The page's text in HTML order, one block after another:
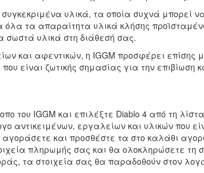
υλικά, τα οποία συχνά μπορεί
όλα τα απαραίτητα υλικά κλήσης
υλικά στη διάθεσή σας.
και αφεντικών, η IGGM προσφέρει επίσης
ζωτικής σημασίας για την επιβίωση
του IGGM και επιλέξτε Diablo 4 από τη
αντικειμένων, εργαλείων και υλικών που
αγοράσετε και προσθέστε τα στο καλάθι
πληρωμής σας και θα ολοκληρώσετε τη
τα στοιχεία σας θα παραδοθούν στον